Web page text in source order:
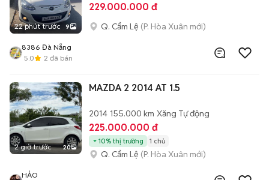
22 phút trước 9
229.000.000 đ
Q. Cẩm Lệ (P. Hòa Xuân mới)
8386 Đà Nẵng
5.0
2 đã bán
2 giờ trước 20
MAZDA 2 2014 AT 1.5
2014 155.000 km Xăng Tự động
225.000.000 đ
10% thị trường 1 chủ
Q. Cẩm Lệ (P. Hòa Xuân mới)
HẢO